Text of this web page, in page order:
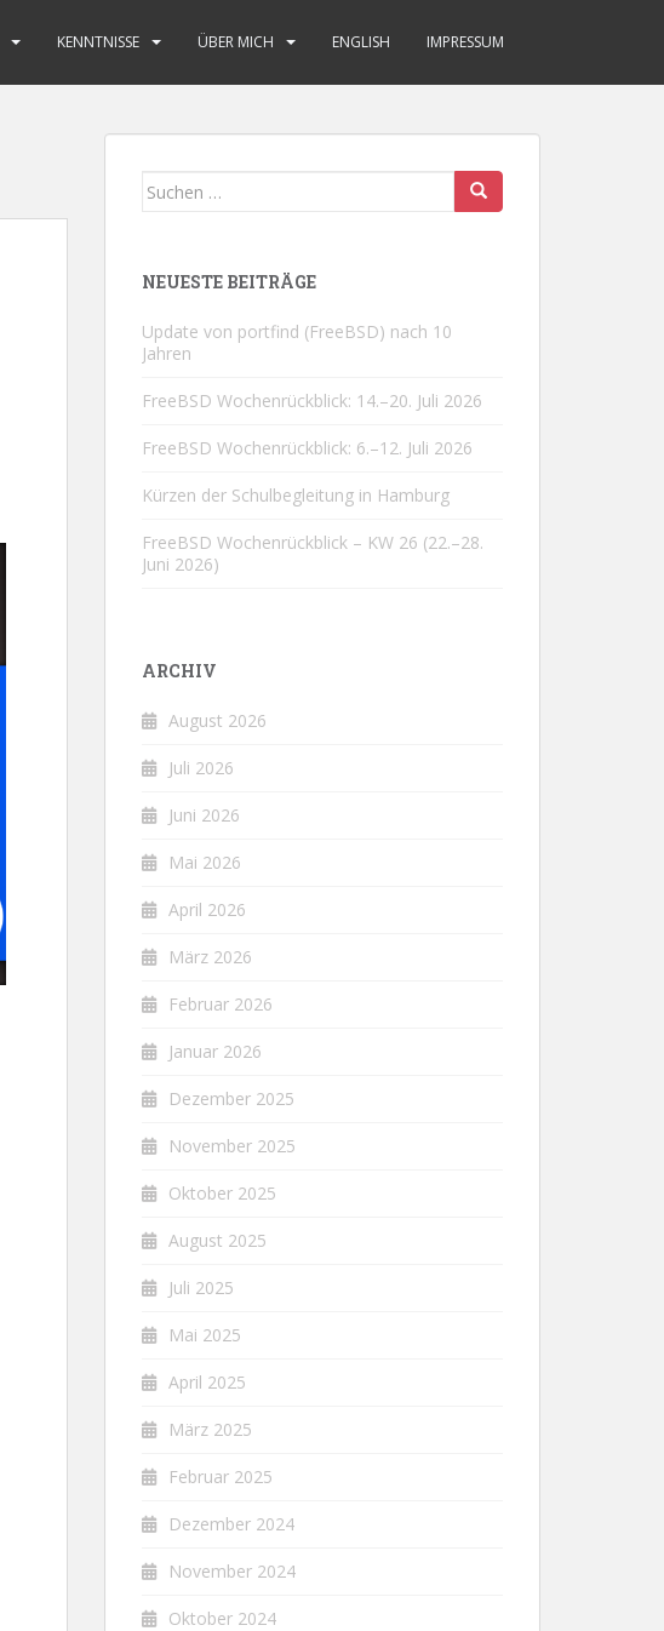
KENNTNISSE ÜBER MICH ENGLISH IMPRESSUM
Suchen
NEUESTE BEITRÄGE
Update von portfind (FreeBSD) nach 10
Jahren
FreeBSD Wochenrückblick: 14.–20. Juli 2026
FreeBSD Wochenrückblick: 6.–12. Juli 2026
Kürzen der Schulbegleitung in Hamburg
FreeBSD Wochenrückblick – KW 26 (22.–28.
Juni 2026)
ARCHIV
August 2026
Juli 2026
Juni 2026
Mai 2026
April 2026
März 2026
Februar 2026
Januar 2026
Dezember 2025
November 2025
Oktober 2025
August 2025
Juli 2025
Mai 2025
April 2025
März 2025
Februar 2025
Dezember 2024
November 2024
Oktober 2024